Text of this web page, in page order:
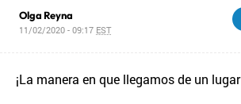
Olga Reyna
11/02/2020 - 09:17 EST
¡La manera en que llegamos de un